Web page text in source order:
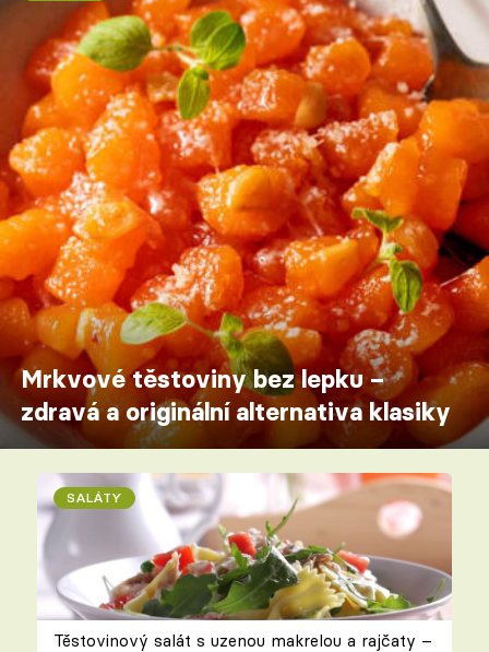
Mrkvové těstoviny bez lepku –
zdravá a originální alternativa klasiky
SALÁTY
Těstovinový salát s uzenou makrelou a rajčaty –